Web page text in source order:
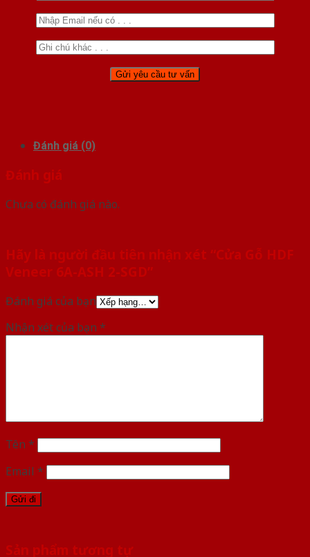
Đánh giá (0)
Đánh giá
Chưa có đánh giá nào.
Hãy là người đầu tiên nhận xét “Cửa Gỗ HDF
Veneer 6A-ASH 2-SGD”
Đánh giá của bạn
Nhận xét của bạn *
Tên *
Email *
Sản phẩm tương tự